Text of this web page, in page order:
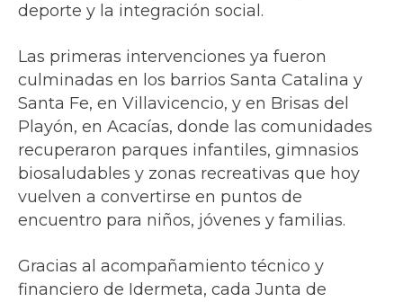
deporte y la integración social.
Las primeras intervenciones ya fueron
culminadas en los barrios Santa Catalina y
Santa Fe, en Villavicencio, y en Brisas del
Playón, en Acacías, donde las comunidades
recuperaron parques infantiles, gimnasios
biosaludables y zonas recreativas que hoy
vuelven a convertirse en puntos de
encuentro para niños, jóvenes y familias.
Gracias al acompañamiento técnico y
financiero de Idermeta, cada Junta de